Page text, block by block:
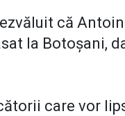
că
la Botoșani,
care vor